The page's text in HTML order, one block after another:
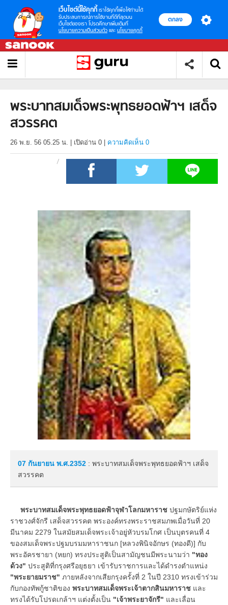
เว็บไซต์นี้ใช้คุกกี้ เราใช้คุกกี้เพื่อให้ท่านได้
รับประสบการณ์การใช้งานที่ดีที่สุดบน
เว็บไซต์ของเรา โปรดศึกษาเพิ่มเติมที่
นโยบายความเป็นส่วนตัว และ นโยบายคุกกี้
ตกลง
พระบาทสมเด็จพระพุทธยอดฟ้าฯ เสด็จ
สวรรคต
26 พ.ย. 56 05.25 น. เปิดอ่าน 0 ความคิดเห็น 0
07 กันยายน พ.ศ.2352 : พระบาทสมเด็จพระพุทธยอดฟ้าฯ เสด็จ
สวรรคต
พระบาทสมเด็จพระพุทธยอดฟ้าจุฬาโลกมหาราช ปฐมกษัตริย์แห่ง
ราชวงศ์จักรี เสด็จสวรรคต พระองค์ทรงพระราชสมภพเมื่อวันที่ 20
มีนาคม 2279 ในสมัยสมเด็จพระเจ้าอยู่หัวบรมโกศ เป็นบุตรคนที่ 4
ของสมเด็จพระปฐมบรมมหาราชนก [หลวงพินิจอักษร (ทองดี)] กับ
พระอัครชายา (หยก) ทรงประสูติเป็นสามัญชนมีพระนามว่า "ทอง
ด้วง" ประสูติที่กรุงศรีอยุธยา เข้ารับราชการและได้ดำรงตำแหน่ง
"พระยายมราช" ภายหลังจากเสียกรุงครั้งที่ 2 ในปี 2310 ทรงเข้าร่วม
กับกองทัพกู้ชาติของ พระบาทสมเด็จพระเจ้าตากสินมหาราช และ
ทรงได้รับโปรดเกล้าฯ แต่งตั้งเป็น "เจ้าพระยาจักรี" และเลื่อน